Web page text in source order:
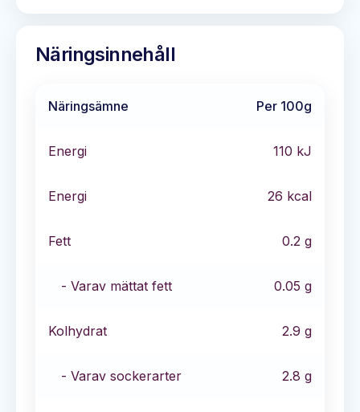
Näringsinnehåll
Näringsämne Per 100g
Energi 110 kJ
Energi 26 kcal
Fett 0.2 g
- Varav mättat fett 0.05 g
Kolhydrat 2.9 g
- Varav sockerarter 2.8 g